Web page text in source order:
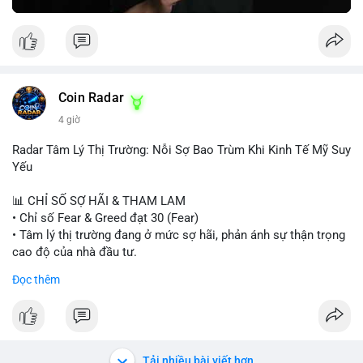
#vlikemarketindex42
Coin Radar
4 giờ
Radar Tâm Lý Thị Trường: Nỗi Sợ Bao Trùm Khi Kinh Tế Mỹ Suy
Yếu
📊 CHỈ SỐ SỢ HÃI & THAM LAM
• Chỉ số Fear & Greed đạt 30 (Fear)
• Tâm lý thị trường đang ở mức sợ hãi, phản ánh sự thận trọng
cao độ của nhà đầu tư.
📈 XU HƯỚNG TÌM KIẾM & THẢO LUẬN
CASHCAT, CRO.
Chainlink, Litecoin.
Đọc thêm